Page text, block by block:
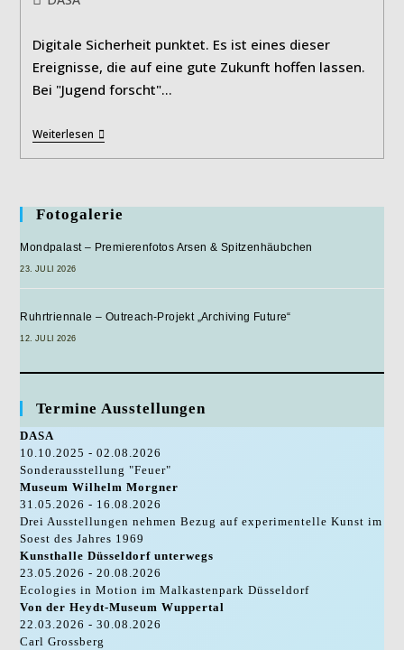
Digitale Sicherheit punktet. Es ist eines dieser
Ereignisse, die auf eine gute Zukunft hoffen lassen.
Bei "Jugend forscht"…
Weiterlesen„Jugend
Forscht“-
Regionalwettbewerb
DASA
Fotogalerie
Mondpalast – Premierenfotos Arsen & Spitzenhäubchen
23. JULI 2026
Ruhrtriennale – Outreach-Projekt „Archiving Future“
12. JULI 2026
Termine Ausstellungen
DASA
10.10.2025 - 02.08.2026
Sonderausstellung "Feuer"
Museum Wilhelm Morgner
31.05.2026 - 16.08.2026
Drei Ausstellungen nehmen Bezug auf experimentelle Kunst im
Soest des Jahres 1969
Kunsthalle Düsseldorf unterwegs
23.05.2026 - 20.08.2026
Ecologies in Motion im Malkastenpark Düsseldorf
Von der Heydt-Museum Wuppertal
22.03.2026 - 30.08.2026
Carl Grossberg